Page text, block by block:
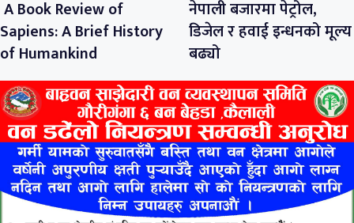
A Book Review of
Sapiens: A Brief History
of Humankind
नेपाली बजारमा पेट्रोल,
डिजेल र हवाई इन्धनको मूल्य
बढ्यो